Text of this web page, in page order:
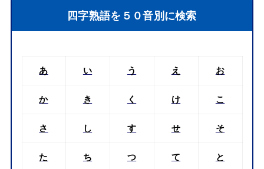
四字熟語を５０音別に検索
あ い う え お
か き く け こ
さ し す せ そ
た ち つ て と